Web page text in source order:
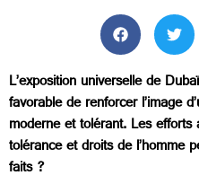
L’exposition universelle de
favorable de renforcer l’image
moderne et tolérant. Les
tolérance et droits de l’homme
faits ?